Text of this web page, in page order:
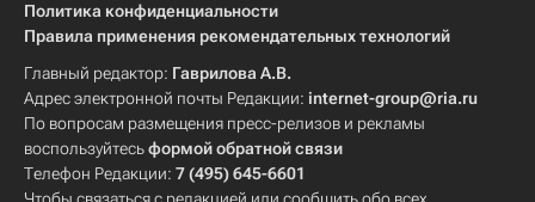
Политика конфиденциальности
Правила применения рекомендательных технологий
Главный редактор: Гаврилова А.В.
Адрес электронной почты Редакции: internet-group@ria.ru
По вопросам размещения пресс-релизов и рекламы
воспользуйтесьформой обратной связи
Телефон Редакции: 7 (495) 645-6601